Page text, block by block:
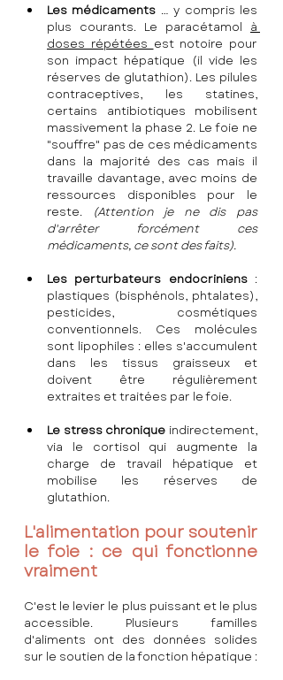
Les médicaments … y compris les
plus courants. Le paracétamol à
doses répétées est notoire pour
son impact hépatique (il vide les
réserves de glutathion). Les pilules
contraceptives, les statines,
certains antibiotiques mobilisent
massivement la phase 2. Le foie ne
"souffre" pas de ces médicaments
dans la majorité des cas mais il
travaille davantage, avec moins de
ressources disponibles pour le
reste.
(Attention je ne dis pas
d'arrêter forcément ces
médicaments, ce sont des faits).
Les perturbateurs endocriniens :
plastiques (bisphénols, phtalates),
pesticides, cosmétiques
conventionnels. Ces molécules
sont lipophiles : elles s'accumulent
dans les tissus graisseux et
doivent être régulièrement
extraites et traitées par le foie.
Le stress chronique indirectement,
via le cortisol qui augmente la
charge de travail hépatique et
mobilise les réserves de
glutathion.
L'alimentation pour soutenir
le foie : ce qui fonctionne
vraiment
C'est le levier le plus puissant et le plus
accessible. Plusieurs familles
d'aliments ont des données solides
sur le soutien de la fonction hépatique :